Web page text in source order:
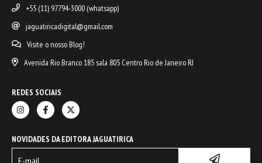
+55 (11) 97794-3000 (whatsapp)
jaguatiricadigital@gmail.com
Visite o nosso Blog!
Avenida Rio Branco 185 sala 805 Centro Rio de Janeiro RJ
REDES SOCIAIS
NOVIDADES DA EDITORA JAGUATIRICA